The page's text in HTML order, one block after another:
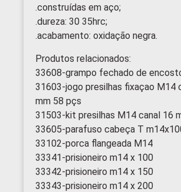
.construídas em aço;
.dureza: 30 35hrc;
.acabamento: oxidação negra.
Produtos relacionados:
33608-grampo fechado de
31603-jogo presilhas fixaçao M14
mm 58 pçs
31503-kit presilhas M14 canal 16
33605-parafuso cabeça T
33102-porca flangeada M14
33341-prisioneiro m14 x 100
33342-prisioneiro m14 x 150
33343-prisioneiro m14 x 200